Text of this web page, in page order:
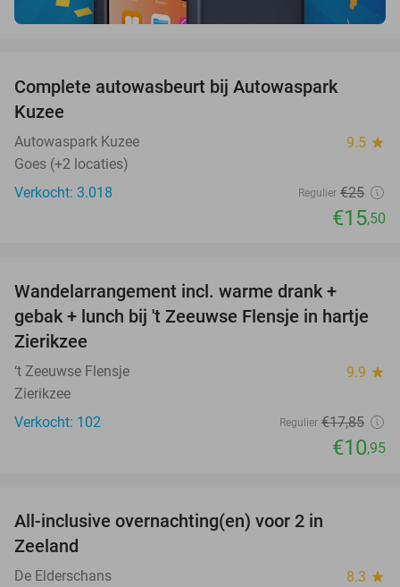
Complete autowasbeurt bij Autowaspark
Kuzee
Autowaspark Kuzee 9.5 star
Goes (+2 locaties)
Verkocht: 3.018
Regulier €25
€15,50
Wandelarrangement incl. warme drank +
gebak + lunch bij 't Zeeuwse Flensje in hartje
Zierikzee
‘t Zeeuwse Flensje 9.9 star
Zierikzee
Verkocht: 102
Regulier €17,85
€10,95
All-inclusive overnachting(en) voor 2 in
Zeeland
De Elderschans 8.3 star